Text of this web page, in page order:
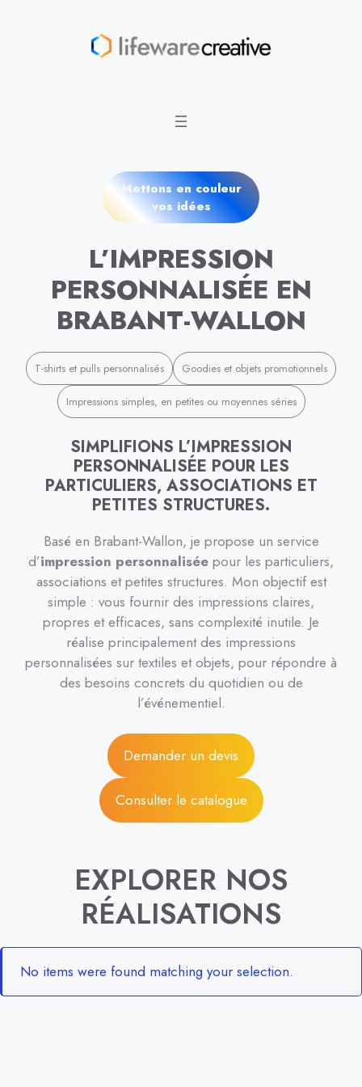
Mettons en couleur
vos idées
L’IMPRESSION
PERSONNALISÉE EN
BRABANT-WALLON
T-shirts et pulls personnalisés Goodies et objets promotionnels
Impressions simples, en petites ou moyennes séries
SIMPLIFIONS L’IMPRESSION
PERSONNALISÉE POUR LES
PARTICULIERS, ASSOCIATIONS ET
PETITES STRUCTURES.
Basé en Brabant-Wallon, je propose un service
d’impression personnalisée pour les particuliers,
associations et petites structures. Mon objectif est
simple : vous fournir des impressions claires,
propres et efficaces, sans complexité inutile. Je
réalise principalement des impressions
personnalisées sur textiles et objets, pour répondre à
des besoins concrets du quotidien ou de
l’événementiel.
Demander un devis
Consulter le catalogue
EXPLORER NOS
RÉALISATIONS
No items were found matching your selection.